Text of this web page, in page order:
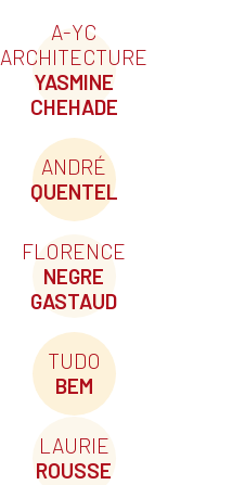
A-YC
ARCHITECTURE
YASMINE
CHEHADE
ANDRÉ
QUENTEL
FLORENCE
NEGRE
GASTAUD
TUDO
BEM
LAURIE
ROUSSE